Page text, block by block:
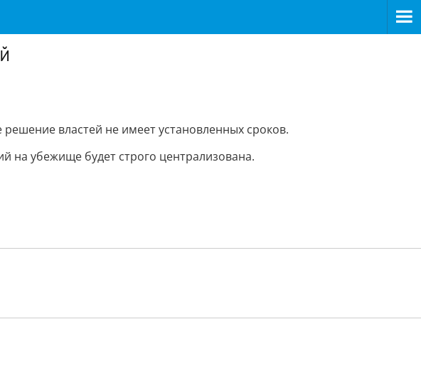
властей не имеет установленных сроков.
на убежище будет строго централизована.